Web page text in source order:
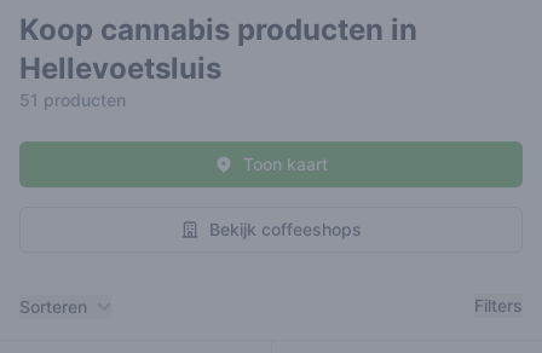
Koop cannabis producten in
Hellevoetsluis
51 producten
Bekijk coffeeshops
Toon kaart
Filters
Sorteren Filters